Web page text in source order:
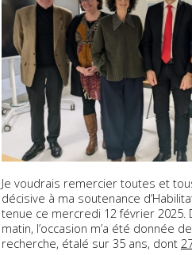
Je voudrais remercier toutes et
décisive à ma soutenance
tenue ce mercredi 12 février 2025.
matin, l’occasion m’a été donnée
recherche, étalé sur 35 ans, dont